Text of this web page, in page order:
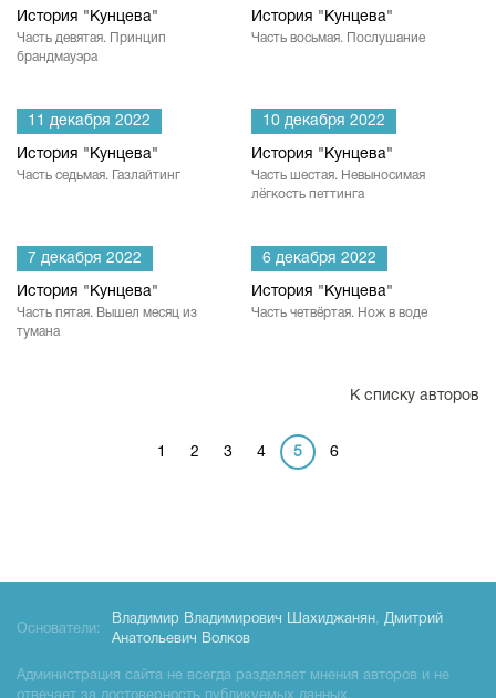
История "Кунцева"
Часть девятая. Принцип
брандмауэра
История "Кунцева"
Часть восьмая. Послушание
11 декабря 2022
История "Кунцева"
Часть седьмая. Газлайтинг
10 декабря 2022
История "Кунцева"
Часть шестая. Невыносимая
лёгкость петтинга
7 декабря 2022
История "Кунцева"
Часть пятая. Вышел месяц из
тумана
6 декабря 2022
История "Кунцева"
Часть четвёртая. Нож в воде
К списку авторов
1 2 3 4 5 6
Основатели:
Владимир Владимирович Шахиджанян, Дмитрий
Анатольевич Волков
Администрация сайта не всегда разделяет мнения авторов и не